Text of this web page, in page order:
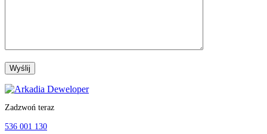
Przejdź
treści
Zadzwoń teraz
536 001 130